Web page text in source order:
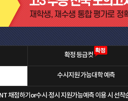
확정 등급컷
수시지원 가능대학 예측
채점하기or수시·정시 지원가능예측 이용 시 선